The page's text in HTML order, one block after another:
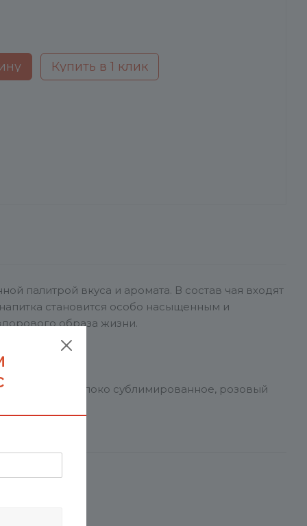
Купить в 1 клик
палитрой вкуса и аромата. В состав чая входят
становится особо насыщенным и
образа жизни.
имбиря), яблоко сублимированное, розовый